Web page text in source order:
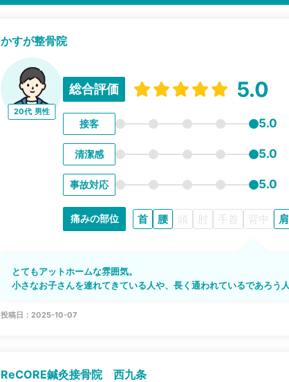
かすが整骨院
20代 男性
総合評価 5.0
接客 5.0
清潔感 5.0
事故対応 5.0
痛みの部位 首 腰 頭 肘 手首 背中 肩
とてもアットホームな雰囲気。
小さなお子さんを連れてきている人や、長く通われているであろう
投稿日：2025-10-07
ReCORE鍼灸接骨院 西九条